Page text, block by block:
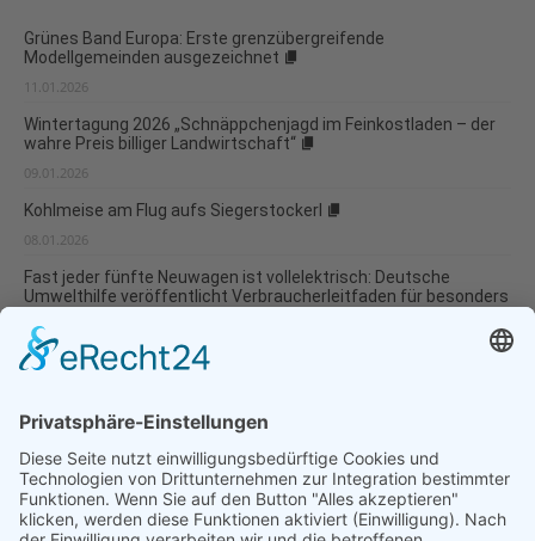
Grünes Band Europa: Erste grenzübergreifende
Modellgemeinden ausgezeichnet
11.01.2026
Wintertagung 2026 „Schnäppchenjagd im Feinkostladen – der
wahre Preis billiger Landwirtschaft“
09.01.2026
Kohlmeise am Flug aufs Siegerstockerl
08.01.2026
Fast jeder fünfte Neuwagen ist vollelektrisch: Deutsche
Umwelthilfe veröffentlicht Verbraucherleitfaden für besonders
07.01.2026